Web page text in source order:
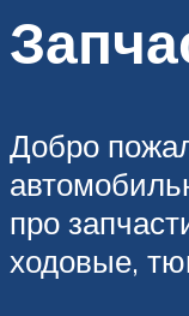
Добро
про
ходовые,